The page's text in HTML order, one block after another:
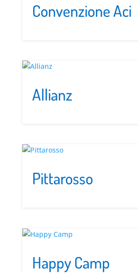
Convenzione Aci
Allianz
Pittarosso
Happy Camp